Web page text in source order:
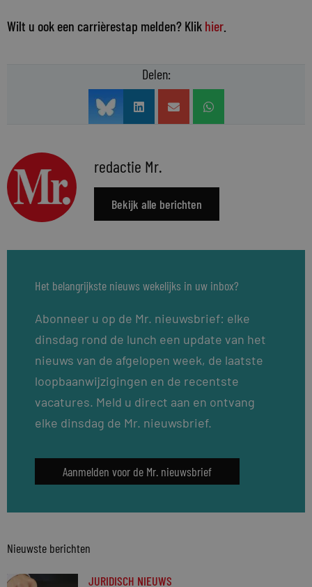
Wilt u ook een carrièrestap melden? Klik hier
Delen:
redactie Mr.
Bekijk alle berichten
Het belangrijkste nieuws wekelijks in uw inbox?
Abonneer u op de Mr. nieuwsbrief: elke
dinsdag rond de lunch een update van het
nieuws van de afgelopen week, de laatste
loopbaanwijzigingen en de recentste
vacatures. Meld u direct aan en ontvang
elke dinsdag de Mr. nieuwsbrief.
Aanmelden voor de Mr. nieuwsbrief
Nieuwste berichten
JURIDISCH NIEUWS